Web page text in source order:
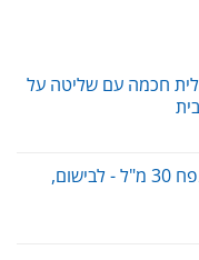
חכמה עם שליטה על
שמן אתרי טהור MAYJAM בנפח 30 מ"ל - לבישום,